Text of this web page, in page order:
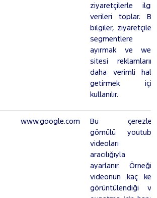
ziyaretçilerle ilgili
verileri toplar. Bu
bilgiler, ziyaretçileri
segmentlere
ayırmak ve web
sitesi reklamlarını
daha verimli hale
getirmek için
kullanılır.
www.google.com
Bu çerezler,
gömülü youtube
videoları
aracılığıyla
ayarlanır. Örneğin
videonun kaç kez
görüntülendiği ve